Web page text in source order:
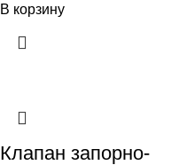
В корзину
Клапан запорно-